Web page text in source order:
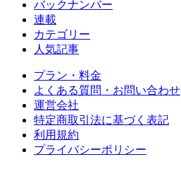
バックナンバー
連載
カテゴリー
人気記事
プラン・料金
よくある質問・お問い合わせ
運営会社
特定商取引法に基づく表記
利用規約
プライバシーポリシー